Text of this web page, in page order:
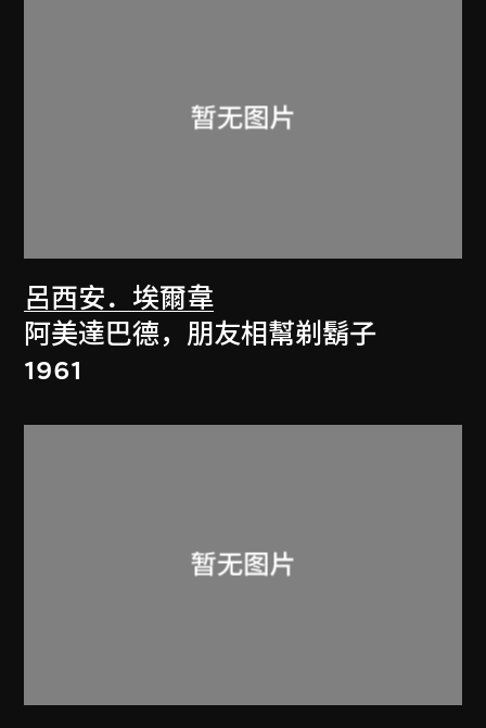
呂西安．埃爾韋
阿美達巴德，朋友相幫剃鬍子
1961